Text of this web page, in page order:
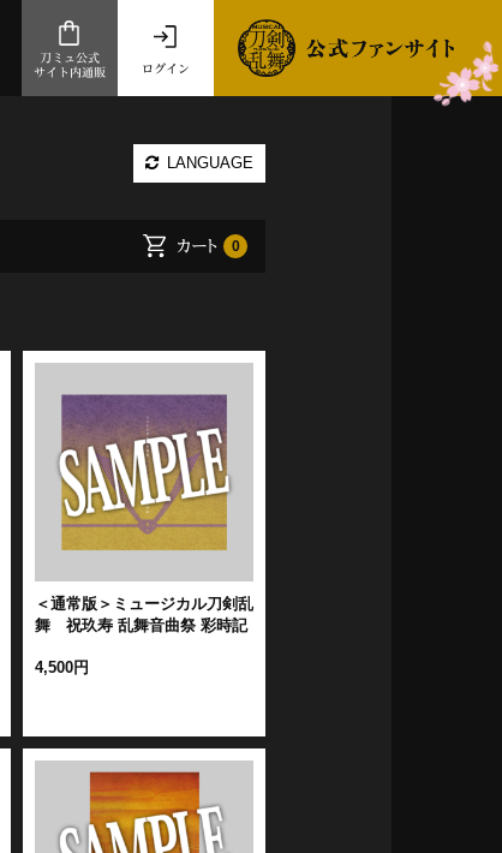
ログイン
刀ミュ公式
サイト内通販
LANGUAGE
カート 0
＜通常版＞ミュージカル刀剣乱
舞 祝玖寿 乱舞音曲祭 彩時記
4,500円